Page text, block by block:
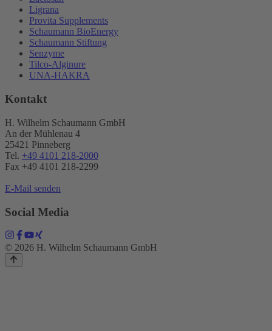
Ligrana
Provita Supplements
Schaumann BioEnergy
Schaumann Stiftung
Senzyme
Tilco-Alginure
UNA-HAKRA
Kontakt
H. Wilhelm Schaumann GmbH
An der Mühlenau 4
25421 Pinneberg
Tel. +49 4101 218-2000
Fax +49 4101 218​-2299
E-Mail senden
Social Media
© 2026 H. Wilhelm Schaumann GmbH